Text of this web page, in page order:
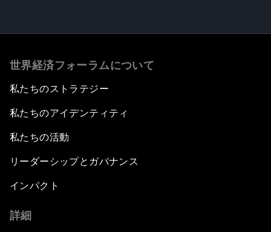
世界経済フォーラムについて
私たちのストラテジー
私たちのアイデンティティ
私たちの活動
リーダーシップとガバナンス
インパクト
詳細